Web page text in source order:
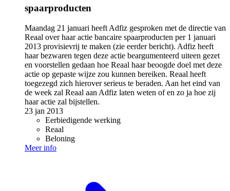
spaarproducten
Maandag 21 januari heeft Adfiz gesproken met de directie van
Reaal over haar actie bancaire spaarproducten per 1 januari
2013 provisievrij te maken (zie eerder bericht). Adfiz heeft
haar bezwaren tegen deze actie beargumenteerd uiteen gezet
en voorstellen gedaan hoe Reaal haar beoogde doel met deze
actie op gepaste wijze zou kunnen bereiken. Reaal heeft
toegezegd zich hierover serieus te beraden. Aan het eind van
de week zal Reaal aan Adfiz laten weten of en zo ja hoe zij
haar actie zal bijstellen.
23 jan 2013
Eerbiedigende werking
Reaal
Beloning
Meer info